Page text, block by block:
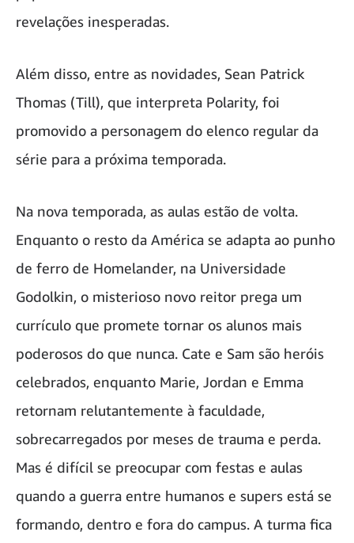
revelações inesperadas.
Além disso, entre as novidades, Sean Patrick
Thomas (Till), que interpreta Polarity, foi
promovido a personagem do elenco regular da
série para a próxima temporada.
Na nova temporada, as aulas estão de volta.
Enquanto o resto da América se adapta ao punho
de ferro de Homelander, na Universidade
Godolkin, o misterioso novo reitor prega um
currículo que promete tornar os alunos mais
poderosos do que nunca. Cate e Sam são heróis
celebrados, enquanto Marie, Jordan e Emma
retornam relutantemente à faculdade,
sobrecarregados por meses de trauma e perda.
Mas é difícil se preocupar com festas e aulas
quando a guerra entre humanos e supers está se
formando, dentro e fora do campus. A turma fica